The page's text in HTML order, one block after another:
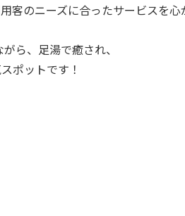
のニーズに合ったサービスを心
ら、足湯で癒され、
ポットです！